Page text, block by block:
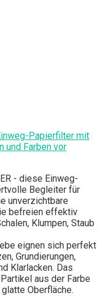
Papierfilter mit
und Farben vor
- diese Einweg-
Begleiter für
unverzichtbare
befreien effektiv
Klumpen, Staub
eignen sich perfekt
Grundierungen,
Klarlacken. Das
aus der Farbe
Oberfläche.